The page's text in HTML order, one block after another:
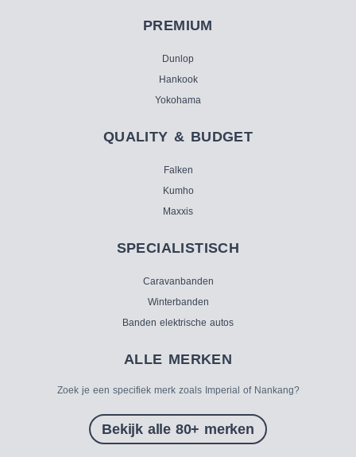
PREMIUM
Dunlop
Hankook
Yokohama
QUALITY & BUDGET
Falken
Kumho
Maxxis
SPECIALISTISCH
Caravanbanden
Winterbanden
Banden elektrische autos
ALLE MERKEN
Zoek je een specifiek merk zoals Imperial of Nankang?
Bekijk alle 80+ merken